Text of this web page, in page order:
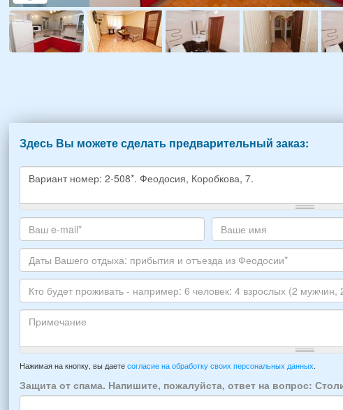
Здесь Вы можете сделать предварительный заказ:
Какое
жилье
хотите
снять,
укажите
пожалуйста
НОМЕР
варианта:
Ваш
адрес
электронной
почты
*
Ваше
имя
Даты
Вашего
отдыха:
прибытия
отъезда
из
*
Кто
будет
-
например:
6
человек:
Примечание
Нажимая на кнопку, вы даете согласие на обработку своих персональных данных.
Защита от спама. Напишите, пожалуйста, ответ на вопрос: